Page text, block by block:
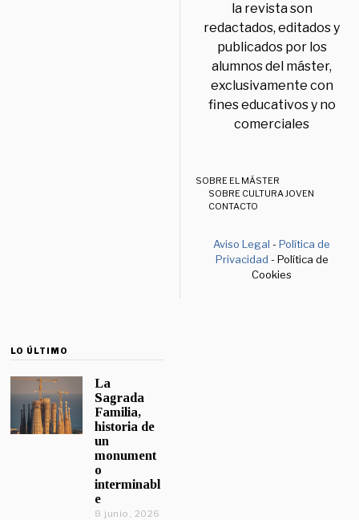
la revista son
redactados, editados y
publicados por los
alumnos del máster,
exclusivamente con
fines educativos y no
comerciales
SOBRE EL MÁSTER
SOBRE CULTURA JOVEN
CONTACTO
Aviso Legal -Política de
Privacidad - Política de
Cookies
LO ÚLTIMO
La
Sagrada
Familia,
historia de
un
monument
o
interminabl
e
8 junio, 2026